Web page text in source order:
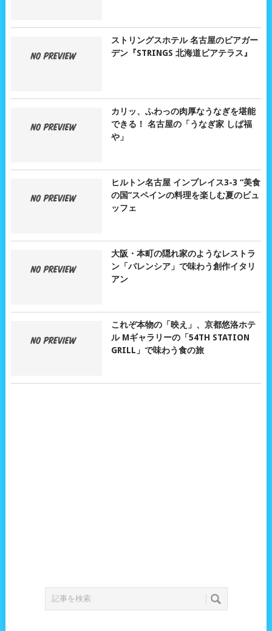
ストリングスホテル 名古屋のビアガー
デン『STRINGS 北海道ビアテラス』
カリッ、ふわっの肉厚なうなぎを堪能
できる！ 名古屋の「うなぎ家 しば福
や」
ヒルトン名古屋 インプレイス3-3 “美食
の国”スペインの料理を楽しむ夏のビュ
ッフェ
大阪・本町の隠れ家のようなレストラ
ン「バレンシア」で味わう創作イタリ
アン
これぞ本物の「映え」、京都悠洛ホテ
ル Mギャラリーの「54TH STATION
GRILL」で味わう食の旅